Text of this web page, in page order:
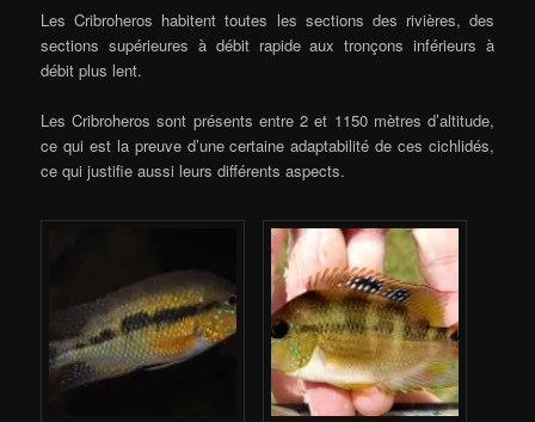
Les Cribroheros habitent toutes les sections des rivières, des
sections supérieures à débit rapide aux tronçons inférieurs à
débit plus lent.
Les Cribroheros sont présents entre 2 et 1150 mètres d’altitude,
ce qui est la preuve d’une certaine adaptabilité de ces cichlidés,
ce qui justifie aussi leurs différents aspects.